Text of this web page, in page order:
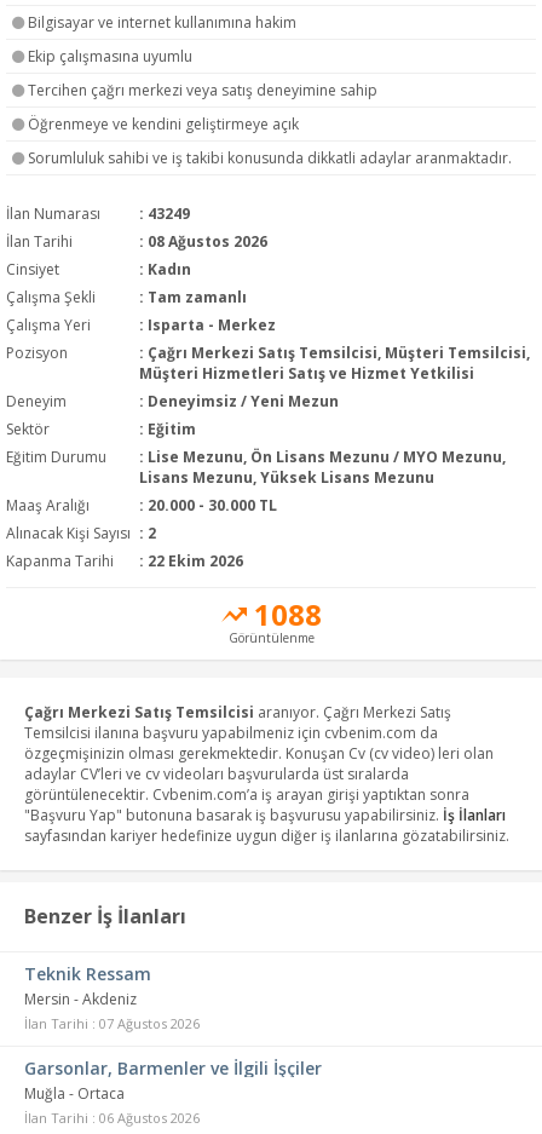
Bilgisayar ve internet kullanımına hakim
Ekip çalışmasına uyumlu
Tercihen çağrı merkezi veya satış deneyimine sahip
Öğrenmeye ve kendini geliştirmeye açık
Sorumluluk sahibi ve iş takibi konusunda dikkatli adaylar aranmaktadır.
İlan Numarası
: 43249
İlan Tarihi
: 08 Ağustos 2026
Cinsiyet
: Kadın
Çalışma Şekli
: Tam zamanlı
Çalışma Yeri
: Isparta - Merkez
Pozisyon
: Çağrı Merkezi Satış Temsilcisi, Müşteri Temsilcisi,
Müşteri Hizmetleri Satış ve Hizmet Yetkilisi
Deneyim
: Deneyimsiz / Yeni Mezun
Sektör
: Eğitim
Eğitim Durumu
: Lise Mezunu, Ön Lisans Mezunu / MYO Mezunu,
Lisans Mezunu, Yüksek Lisans Mezunu
Maaş Aralığı
: 20.000 - 30.000 TL
Alınacak Kişi Sayısı : 2
Kapanma Tarihi
: 22 Ekim 2026
1088
Görüntülenme
Çağrı Merkezi Satış Temsilcisi aranıyor. Çağrı Merkezi Satış
Temsilcisi ilanına başvuru yapabilmeniz için cvbenim.com da
özgeçmişinizin olması gerekmektedir. Konuşan Cv (cv video) leri olan
adaylar CV’leri ve cv videoları başvurularda üst sıralarda
görüntülenecektir. Cvbenim.com’a iş arayan girişi yaptıktan sonra
"Başvuru Yap" butonuna basarak iş başvurusu yapabilirsiniz. İş İlanları
sayfasından kariyer hedefinize uygun diğer iş ilanlarına gözatabilirsiniz.
Benzer İş İlanları
Teknik Ressam
Mersin - Akdeniz
İlan Tarihi : 07 Ağustos 2026
Garsonlar, Barmenler ve İlgili İşçiler
Muğla - Ortaca
İlan Tarihi : 06 Ağustos 2026